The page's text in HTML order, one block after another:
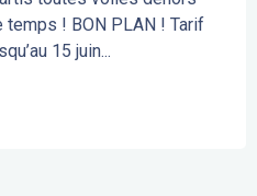
temps ! BON PLAN ! Tarif
15 juin...